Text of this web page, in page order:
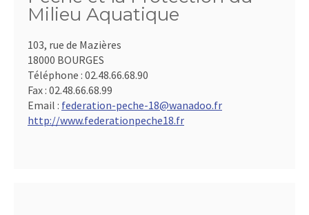
Milieu Aquatique
103, rue de Mazières
18000 BOURGES
Téléphone : 02.48.66.68.90
Fax : 02.48.66.68.99
Email : federation-peche-18@wanadoo.fr
http://www.federationpeche18.fr